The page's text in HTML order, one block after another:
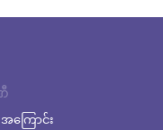
အကြောင်း